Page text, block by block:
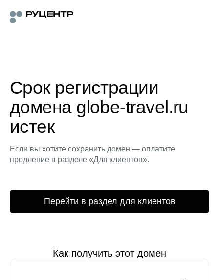
Срок регистрации
домена globe-travel.ru
истек
Если вы хотите сохранить домен — оплатите
продление в разделе «Для клиентов».
Перейти в раздел для клиентов
Как получить этот домен